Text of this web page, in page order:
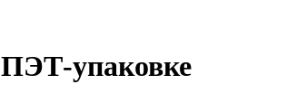
ПЭТ-упаковке